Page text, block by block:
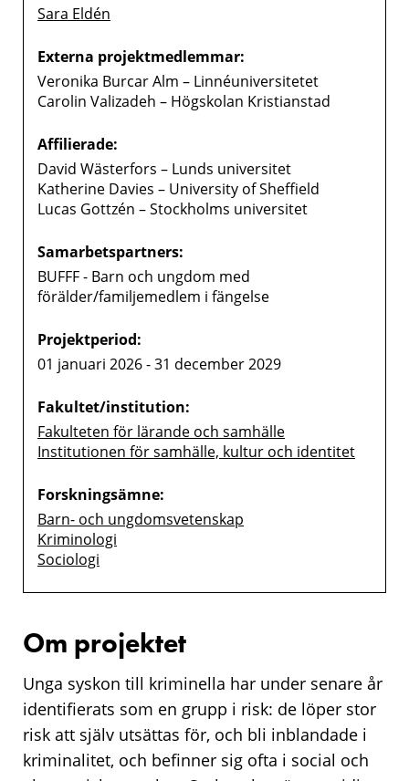
Sara Eldén
Externa projektmedlemmar:
Veronika Burcar Alm – Linnéuniversitetet
Carolin Valizadeh – Högskolan Kristianstad
Affilierade:
David Wästerfors – Lunds universitet
Katherine Davies – University of Sheffield
Lucas Gottzén – Stockholms universitet
Samarbetspartners:
BUFFF - Barn och ungdom med
förälder/familjemedlem i fängelse
Projektperiod:
01 januari 2026 - 31 december 2029
Fakultet/institution:
Fakulteten för lärande och samhälle
Institutionen för samhälle, kultur och identitet
Forskningsämne:
Barn- och ungdomsvetenskap
Kriminologi
Sociologi
Om projektet
Unga syskon till kriminella har under senare år
identifierats som en grupp i risk: de löper stor
risk att själv utsättas för, och bli inblandade i
kriminalitet, och befinner sig ofta i social och